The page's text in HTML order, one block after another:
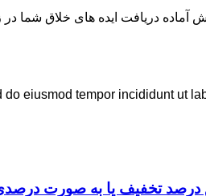
دریافت ایده های خلاق شما در
eiusmod tempor incididunt ut
درصد تخفیف یا به صورت